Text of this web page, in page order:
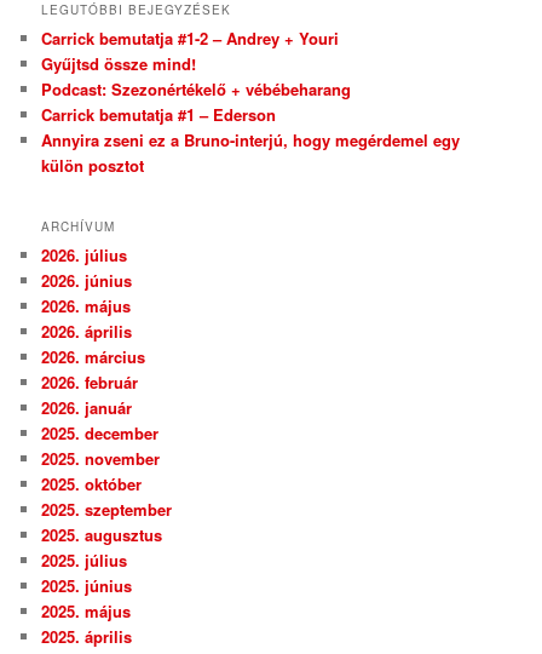
LEGUTÓBBI BEJEGYZÉSEK
Carrick bemutatja #1-2 – Andrey + Youri
Gyűjtsd össze mind!
Podcast: Szezonértékelő + vébébeharang
Carrick bemutatja #1 – Ederson
Annyira zseni ez a Bruno-interjú, hogy megérdemel egy
külön posztot
ARCHÍVUM
2026. július
2026. június
2026. május
2026. április
2026. március
2026. február
2026. január
2025. december
2025. november
2025. október
2025. szeptember
2025. augusztus
2025. július
2025. június
2025. május
2025. április